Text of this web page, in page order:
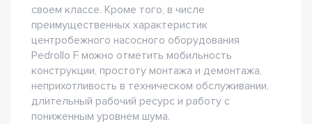
своем классе. Кроме того, в числе
преимущественных характеристик
центробежного насосного оборудования
Pedrollo F можно отметить мобильность
конструкции, простоту монтажа и демонтажа,
неприхотливость в техническом обслуживании,
длительный рабочий ресурс и работу с
пониженным уровнем шума.